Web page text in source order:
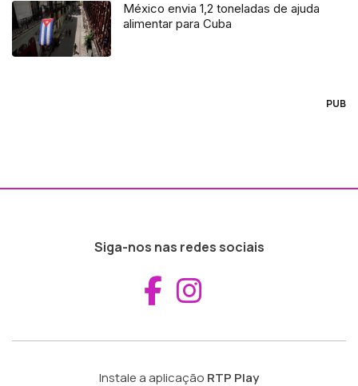
México envia 1,2 toneladas de ajuda
alimentar para Cuba
PUB
Siga-nos nas redes sociais
Aceder ao
Instale a aplicação RTP Play